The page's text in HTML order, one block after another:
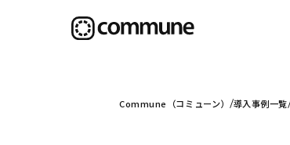
Commune（コミューン） 導入事例一覧